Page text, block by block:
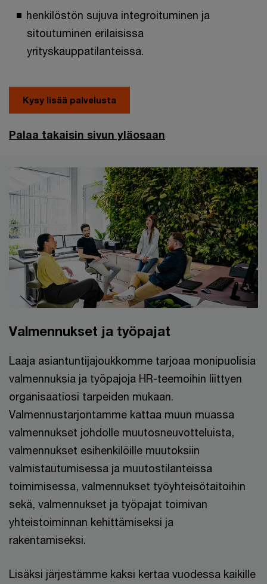
henkilöstön sujuva integroituminen ja
sitoutuminen erilaisissa
yrityskauppatilanteissa.
Kysy lisää palvelusta
Palaa takaisin sivun yläosaan
Valmennukset ja työpajat
Laaja asiantuntijajoukkomme tarjoaa monipuolisia
valmennuksia ja työpajoja HR-teemoihin liittyen
organisaatiosi tarpeiden mukaan.
Valmennustarjontamme kattaa muun muassa
valmennukset johdolle muutosneuvotteluista,
valmennukset esihenkilöille muutoksiin
valmistautumisessa ja muutostilanteissa
toimimisessa, valmennukset työyhteisötaitoihin
sekä, valmennukset ja työpajat toimivan
yhteistoiminnan kehittämiseksi ja
rakentamiseksi.
Lisäksi järjestämme kaksi kertaa vuodessa kaikille